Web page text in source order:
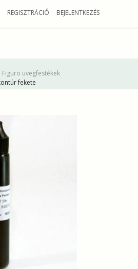
REGISZTRÁCIÓ BEJELENTKEZÉS
Figuro üvegfestékek
fekete